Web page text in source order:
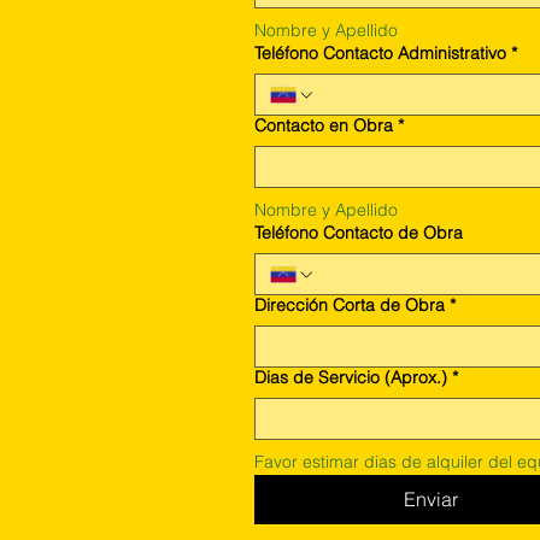
Nombre y Apellido
Teléfono Contacto Administrativo *
Contacto en Obra *
Nombre y Apellido
Teléfono Contacto de Obra
Dirección Corta de Obra *
Dias de Servicio (Aprox.) *
Favor estimar dias de alquiler del
Enviar